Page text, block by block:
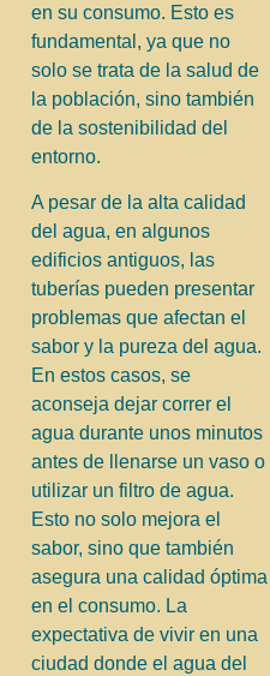
en su consumo. Esto es
fundamental, ya que no
solo se trata de la salud de
la población, sino también
de la sostenibilidad del
entorno.
A pesar de la alta calidad
del agua, en algunos
edificios antiguos, las
tuberías pueden presentar
problemas que afectan el
sabor y la pureza del agua.
En estos casos, se
aconseja dejar correr el
agua durante unos minutos
antes de llenarse un vaso o
utilizar un filtro de agua.
Esto no solo mejora el
sabor, sino que también
asegura una calidad óptima
en el consumo. La
expectativa de vivir en una
ciudad donde el agua del